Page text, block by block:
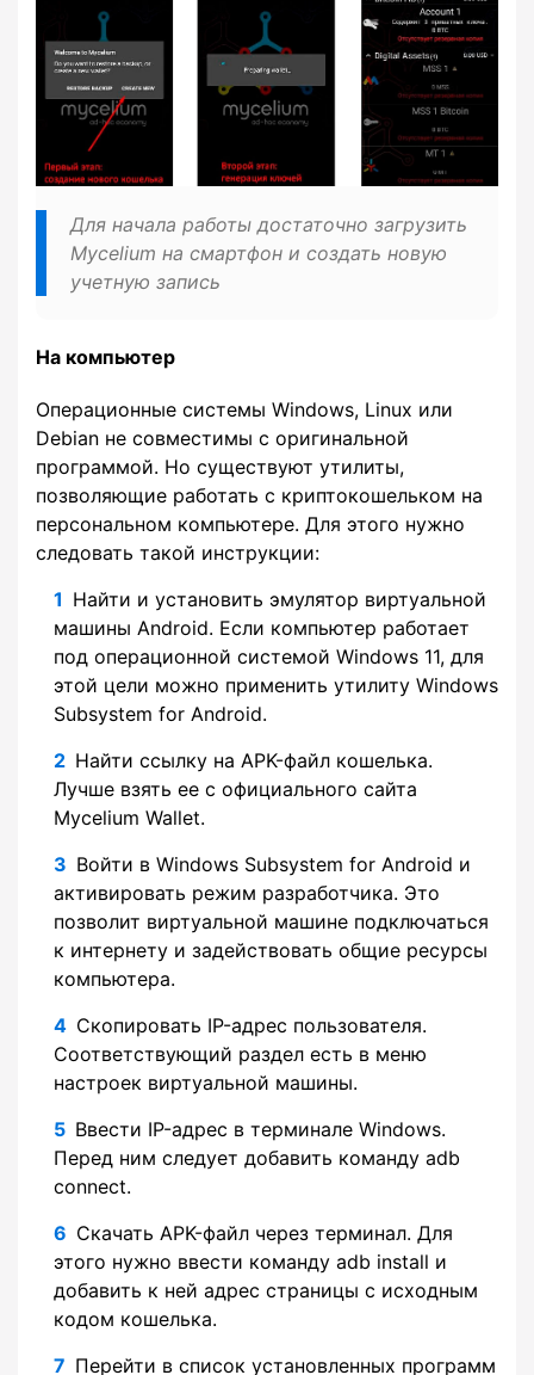
Для начала работы достаточно загрузить
Mycelium на смартфон и создать новую
учетную запись
На компьютер
Операционные системы Windows, Linux или
Debian не совместимы с оригинальной
программой. Но существуют утилиты,
позволяющие работать с криптокошельком на
персональном компьютере. Для этого нужно
следовать такой инструкции:
Найти и установить эмулятор виртуальной
машины Android. Если компьютер работает
под операционной системой Windows 11, для
этой цели можно применить утилиту Windows
Subsystem for Android.
Найти ссылку на APK-файл кошелька.
Лучше взять ее с официального сайта
Mycelium Wallet.
Войти в Windows Subsystem for Android и
активировать режим разработчика. Это
позволит виртуальной машине подключаться
к интернету и задействовать общие ресурсы
компьютера.
Скопировать IP-адрес пользователя.
Соответствующий раздел есть в меню
настроек виртуальной машины.
Ввести IP-адрес в терминале Windows.
Перед ним следует добавить команду adb
connect.
Скачать APK-файл через терминал. Для
этого нужно ввести команду adb install и
добавить к ней адрес страницы с исходным
кодом кошелька.
Перейти в список установленных программ